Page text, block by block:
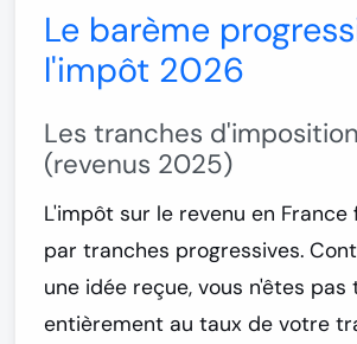
Le barème
l'impôt 2026
Les tranches
(revenus 2025)
L'impôt sur le revenu en France
par tranches progressives.
une idée reçue, vous n'êtes pas
entièrement au taux de votre